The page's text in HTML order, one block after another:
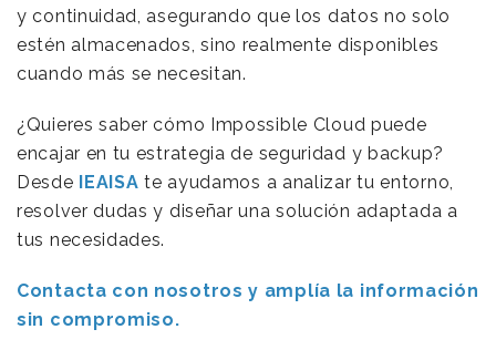
y continuidad, asegurando que los datos no solo
estén almacenados, sino realmente disponibles
cuando más se necesitan.
¿Quieres saber cómo Impossible Cloud puede
encajar en tu estrategia de seguridad y backup?
Desde
IEAISA te ayudamos a analizar tu entorno,
resolver dudas y diseñar una solución adaptada a
tus necesidades.
Contacta con nosotros y amplía la información
sin compromiso.